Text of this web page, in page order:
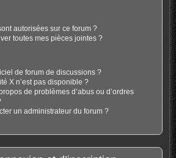
autorisées sur ce forum ?
toutes mes pièces jointes ?
de forum de discussions ?
X n’est pas disponible ?
de problèmes d’abus ou d’ordres
un administrateur du forum ?